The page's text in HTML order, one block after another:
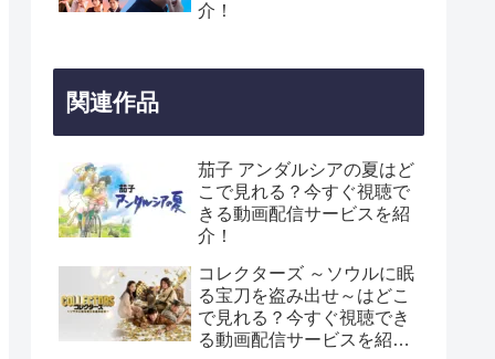
介！
関連作品
茄子 アンダルシアの夏はど
こで見れる？今すぐ視聴で
きる動画配信サービスを紹
介！
コレクターズ ～ソウルに眠
る宝刀を盗み出せ～はどこ
で見れる？今すぐ視聴でき
る動画配信サービスを紹